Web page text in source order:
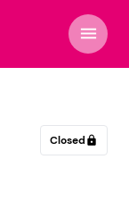
menu
Closed lock